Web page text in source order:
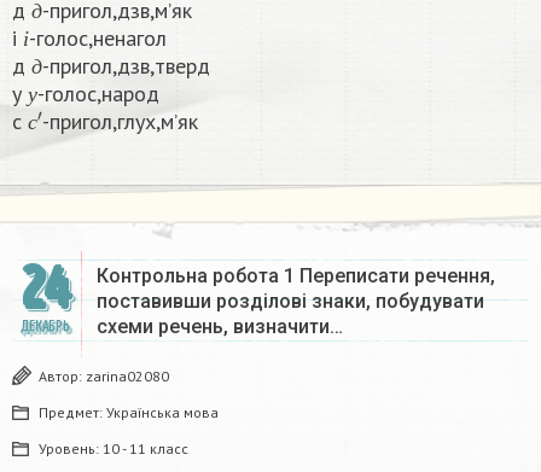
д д -пригол,дзв,м’як
і
і
і-голос,ненагол
д
д
д-пригол,дзв,тверд
у
у
у-голос,народ
с
с
с′-пригол,глух,м’як​
24
ДЕКАБРЬ
Контрольна робота 1 Переписати речення,
поставивши розділові знаки, побудувати
схеми речень, визначити…
Автор: zarina02080
Предмет: Українська мова
Уровень: 10 - 11 класс